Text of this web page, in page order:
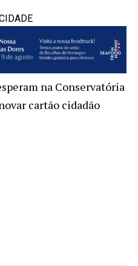
na Conservatória
cartão cidadão